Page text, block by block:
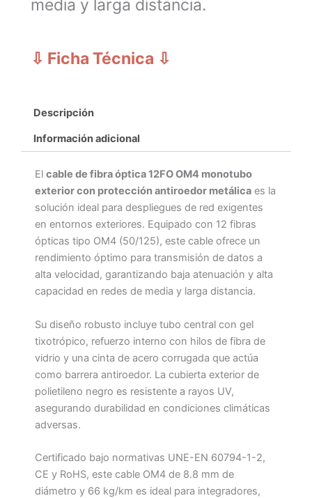
media y larga distancia.
⇩ Ficha Técnica ⇩
Descripción
Información adicional
El cable de fibra óptica 12FO OM4 monotubo
exterior con protección antiroedor metálica es la
solución ideal para despliegues de red exigentes
en entornos exteriores. Equipado con 12 fibras
ópticas tipo OM4 (50/125), este cable ofrece un
rendimiento óptimo para transmisión de datos a
alta velocidad, garantizando baja atenuación y alta
capacidad en redes de media y larga distancia.
Su diseño robusto incluye tubo central con gel
tixotrópico, refuerzo interno con hilos de fibra de
vidrio y una cinta de acero corrugada que actúa
como barrera antiroedor. La cubierta exterior de
polietileno negro es resistente a rayos UV,
asegurando durabilidad en condiciones climáticas
adversas.
Certificado bajo normativas UNE-EN 60794-1-2,
CE y RoHS, este cable OM4 de 8.8 mm de
diámetro y 66 kg/km es ideal para integradores,